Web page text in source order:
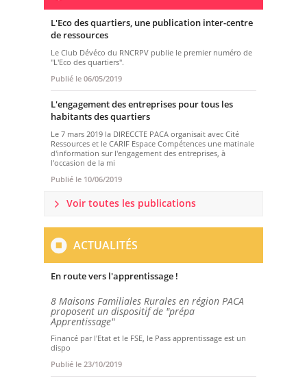
L'Eco des quartiers, une publication inter-centre
de ressources
Le Club Dévéco du RNCRPV publie le premier numéro de
"L'Eco des quartiers".
Publié le 06/05/2019
L'engagement des entreprises pour tous les
habitants des quartiers
Le 7 mars 2019 la DIRECCTE PACA organisait avec Cité
Ressources et le CARIF Espace Compétences une matinale
d'information sur l'engagement des entreprises, à
l'occasion de la mi
Publié le 10/06/2019
Voir toutes les publications
ACTUALITÉS
En route vers l'apprentissage !
8 Maisons Familiales Rurales en région PACA
proposent un dispositif de "prépa
Apprentissage"
Financé par l'Etat et le FSE, le Pass apprentissage est un
dispo
Publié le 23/10/2019